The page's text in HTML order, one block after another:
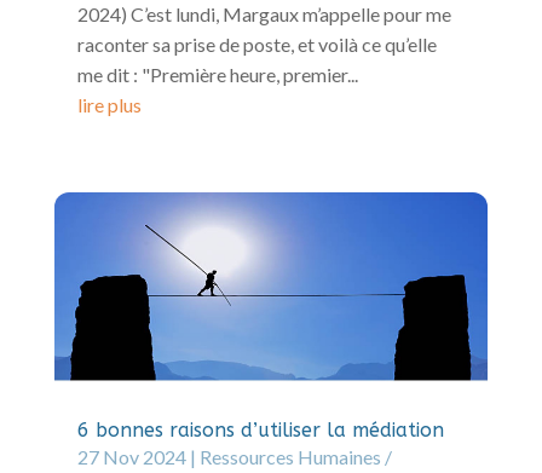
2024) C’est lundi, Margaux m’appelle pour me
raconter sa prise de poste, et voilà ce qu’elle
me dit : "Première heure, premier...
lire plus
6 bonnes raisons d’utiliser la médiation
27 Nov 2024| Ressources Humaines /